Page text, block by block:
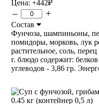
Цена: +442₽
– +
Состав
Фунчоза, шампиньоны,
помидоры, морковь, лук
растительное, соль,
г. блюдо содержит:
углеводов - 3,86 гр.